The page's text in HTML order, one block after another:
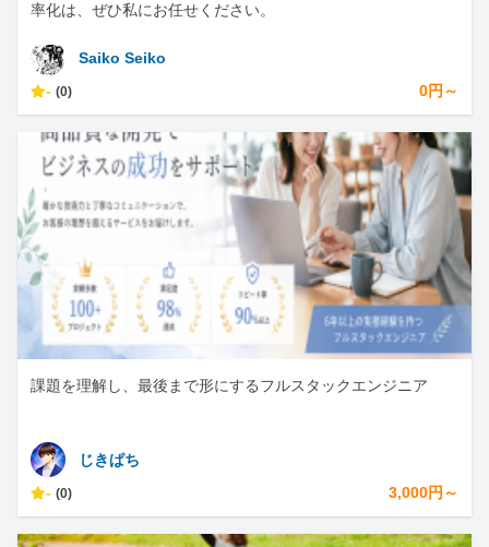
率化は、ぜひ私にお任せください。
Saiko Seiko
- (0) 0円～
課題を理解し、最後まで形にするフルスタックエンジニア
じきぱち
- (0) 3,000円～